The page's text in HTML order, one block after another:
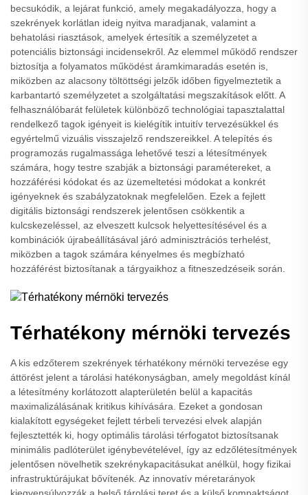
becsukódik, a lejárat funkció, amely megakadályozza, hogy a
szekrények korlátlan ideig nyitva maradjanak, valamint a
behatolási riasztások, amelyek értesítik a személyzetet a
potenciális biztonsági incidensekről. Az elemmel működő rendszer
biztosítja a folyamatos működést áramkimaradás esetén is,
miközben az alacsony töltöttségi jelzők időben figyelmeztetik a
karbantartó személyzetet a szolgáltatási megszakítások előtt. A
felhasználóbarát felületek különböző technológiai tapasztalattal
rendelkező tagok igényeit is kielégítik intuitív tervezésükkel és
egyértelmű vizuális visszajelző rendszereikkel. A telepítés és
programozás rugalmassága lehetővé teszi a létesítmények
számára, hogy testre szabják a biztonsági paramétereket, a
hozzáférési kódokat és az üzemeltetési módokat a konkrét
igényeknek és szabályzatoknak megfelelően. Ezek a fejlett
digitális biztonsági rendszerek jelentősen csökkentik a
kulcskezeléssel, az elveszett kulcsok helyettesítésével és a
kombinációk újrabeállításával járó adminisztrációs terhelést,
miközben a tagok számára kényelmes és megbízható
hozzáférést biztosítanak a tárgyaikhoz a fitneszedzéseik során.
Térhatékony mérnöki tervezés
A kis edzőterem szekrények térhatékony mérnöki tervezése egy
áttörést jelent a tárolási hatékonyságban, amely megoldást kínál
a létesítmény korlátozott alapterületén belül a kapacitás
maximalizálásának kritikus kihívására. Ezeket a gondosan
kialakított egységeket fejlett térbeli tervezési elvek alapján
fejlesztették ki, hogy optimális tárolási térfogatot biztosítsanak
minimális padlóterület igénybevételével, így az edzőlétesítmények
jelentősen növelhetik szekrénykapacitásukat anélkül, hogy fizikai
infrastruktúrájukat bővítenék. Az innovatív méretarányok